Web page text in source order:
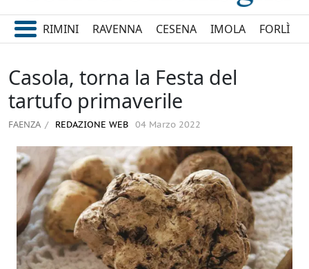
RIMINI RAVENNA CESENA IMOLA FORLÌ
Casola, torna la Festa del
tartufo primaverile
FAENZA REDAZIONE WEB 04 Marzo 2022